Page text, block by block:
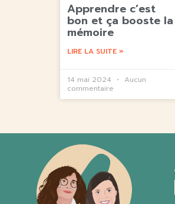
Apprendre c’est
bon et ça booste la
mémoire
LIRE LA SUITE »
14 mai 2024
Aucun
commentaire